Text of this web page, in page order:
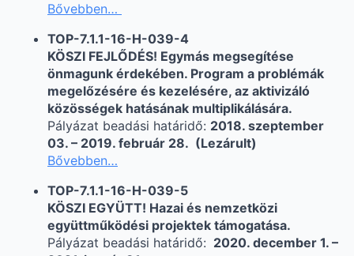
Bővebben…
TOP-7.1.1-16-H-039-4
KÖSZI FEJLŐDÉS! Egymás megsegítése
önmagunk érdekében. Program a problémák
megelőzésére és kezelésére, az aktivizáló
közösségek hatásának multiplikálására.
Pályázat beadási határidő: 2018. szeptember
03. – 2019. február 28. (Lezárult)
Bővebben…
TOP-7.1.1-16-H-039-5
KÖSZI EGYÜTT! Hazai és nemzetközi
együttműködési projektek támogatása.
Pályázat beadási határidő: 2020. december 1. –